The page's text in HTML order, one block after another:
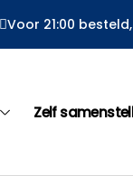
Voor 21:00
Zelf